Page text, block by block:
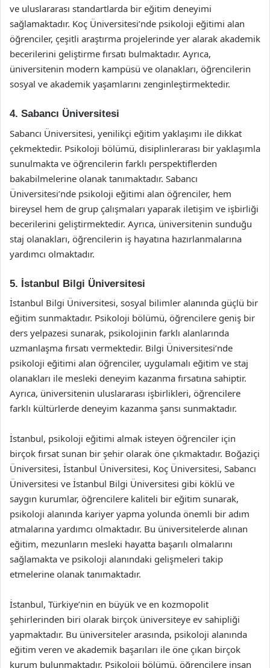
ve uluslararası standartlarda bir eğitim deneyimi
sağlamaktadır. Koç Üniversitesi’nde psikoloji eğitimi alan
öğrenciler, çeşitli araştırma projelerinde yer alarak akademik
becerilerini geliştirme fırsatı bulmaktadır. Ayrıca,
üniversitenin modern kampüsü ve olanakları, öğrencilerin
sosyal ve akademik yaşamlarını zenginleştirmektedir.
4. Sabancı Üniversitesi
Sabancı Üniversitesi, yenilikçi eğitim yaklaşımı ile dikkat
çekmektedir. Psikoloji bölümü, disiplinlerarası bir yaklaşımla
sunulmakta ve öğrencilerin farklı perspektiflerden
bakabilmelerine olanak tanımaktadır. Sabancı
Üniversitesi’nde psikoloji eğitimi alan öğrenciler, hem
bireysel hem de grup çalışmaları yaparak iletişim ve işbirliği
becerilerini geliştirmektedir. Ayrıca, üniversitenin sunduğu
staj olanakları, öğrencilerin iş hayatına hazırlanmalarına
yardımcı olmaktadır.
5. İstanbul Bilgi Üniversitesi
İstanbul Bilgi Üniversitesi, sosyal bilimler alanında güçlü bir
eğitim sunmaktadır. Psikoloji bölümü, öğrencilere geniş bir
ders yelpazesi sunarak, psikolojinin farklı alanlarında
uzmanlaşma fırsatı vermektedir. Bilgi Üniversitesi’nde
psikoloji eğitimi alan öğrenciler, uygulamalı eğitim ve staj
olanakları ile mesleki deneyim kazanma fırsatına sahiptir.
Ayrıca, üniversitenin uluslararası işbirlikleri, öğrencilere
farklı kültürlerde deneyim kazanma şansı sunmaktadır.
İstanbul, psikoloji eğitimi almak isteyen öğrenciler için
birçok fırsat sunan bir şehir olarak öne çıkmaktadır. Boğaziçi
Üniversitesi, İstanbul Üniversitesi, Koç Üniversitesi, Sabancı
Üniversitesi ve İstanbul Bilgi Üniversitesi gibi köklü ve
saygın kurumlar, öğrencilere kaliteli bir eğitim sunarak,
psikoloji alanında kariyer yapma yolunda önemli bir adım
atmalarına yardımcı olmaktadır. Bu üniversitelerde alınan
eğitim, mezunların mesleki hayatta başarılı olmalarını
sağlamakta ve psikoloji alanındaki gelişmeleri takip
etmelerine olanak tanımaktadır.
İstanbul, Türkiye’nin en büyük ve en kozmopolit
şehirlerinden biri olarak birçok üniversiteye ev sahipliği
yapmaktadır. Bu üniversiteler arasında, psikoloji alanında
eğitim veren ve akademik başarıları ile öne çıkan birçok
kurum bulunmaktadır. Psikoloji bölümü, öğrencilere insan